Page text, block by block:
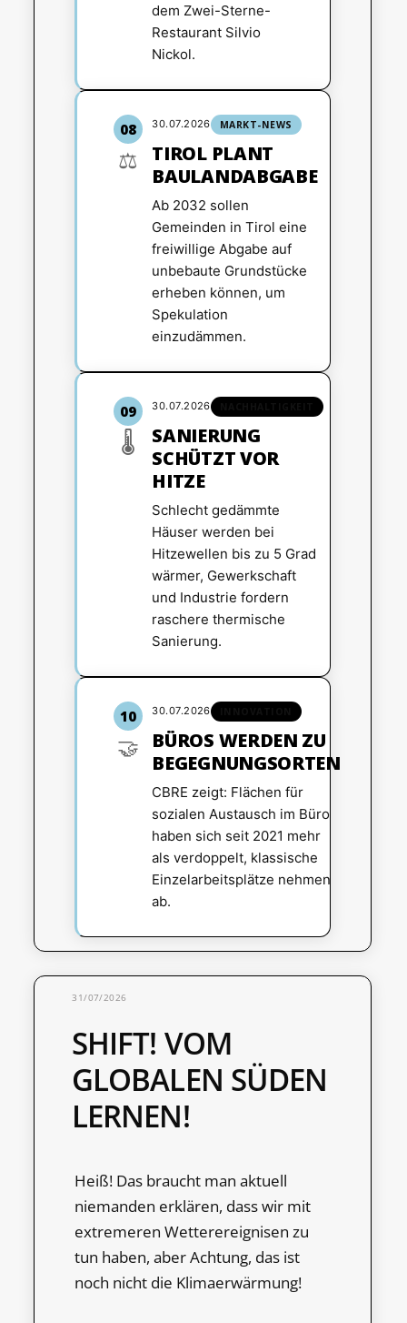
dem Zwei-Sterne-
Restaurant Silvio
Nickol.
08
⚖️
30.07.2026 MARKT-NEWS
TIROL PLANT
BAULANDABGABE
Ab 2032 sollen
Gemeinden in Tirol eine
freiwillige Abgabe auf
unbebaute Grundstücke
erheben können, um
Spekulation
einzudämmen.
09
🌡️
30.07.2026
SANIERUNG
SCHÜTZT VOR
HITZE
Schlecht gedämmte
Häuser werden bei
Hitzewellen bis zu 5 Grad
wärmer, Gewerkschaft
und Industrie fordern
raschere thermische
Sanierung.
10
🤝
30.07.2026
BÜROS WERDEN ZU
BEGEGNUNGSORTEN
CBRE zeigt: Flächen für
sozialen Austausch im Büro
haben sich seit 2021 mehr
als verdoppelt, klassische
Einzelarbeitsplätze nehmen
ab.
31/07/2026
SHIFT! VOM
GLOBALEN SÜDEN
LERNEN!
Heiß! Das braucht man aktuell
niemanden erklären, dass wir mit
extremeren Wetterereignisen zu
tun haben, aber Achtung, das ist
noch nicht die Klimaerwärmung!